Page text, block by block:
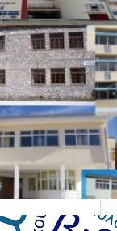
2026